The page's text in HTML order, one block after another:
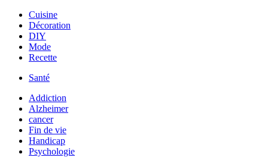
Cuisine
Décoration
DIY
Mode
Recette
Santé
Addiction
Alzheimer
cancer
Fin de vie
Handicap
Psychologie